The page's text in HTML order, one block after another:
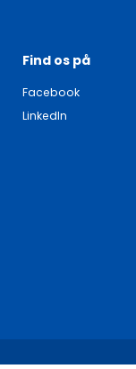
Find os på
Facebook
LinkedIn